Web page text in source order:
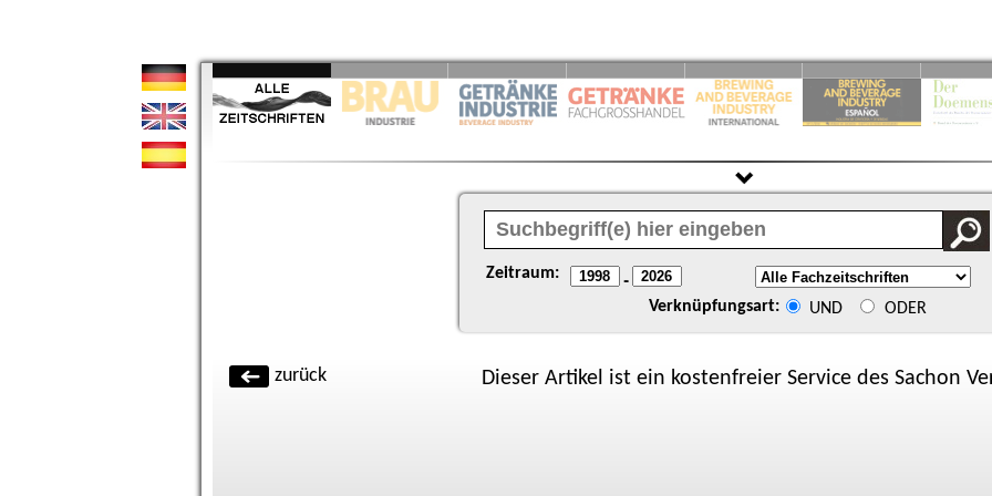
Zeitraum: -
Verknüpfungsart: UND ODER
zurück Dieser Artikel ist ein kostenfreier Service des Sachon